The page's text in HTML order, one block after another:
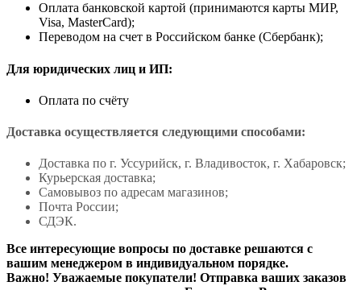
Оплата банковской картой (принимаются карты МИР,
Visa, MasterCard);
Переводом на счет в Российском банке (Сбербанк);
Для юридических лиц и ИП:
Оплата по счёту
Доставка осуществляется следующими способами:
Доставка по г. Уссурийск, г. Владивосток, г. Хабаровск;
Курьерская доставка;
Самовывоз по адресам магазинов;
Почта России;
СДЭК.
Все интересующие вопросы по доставке решаются с
вашим менеджером в индивидуальном порядке.
Важно! Уважаемые покупатели! Отправка ваших заказов